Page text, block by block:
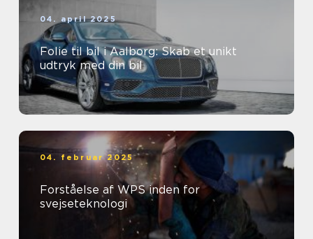
04. april 2025
Folie til bil i Aalborg: Skab et unikt
udtryk med din bil
04. februar 2025
Forståelse af WPS inden for
svejseteknologi